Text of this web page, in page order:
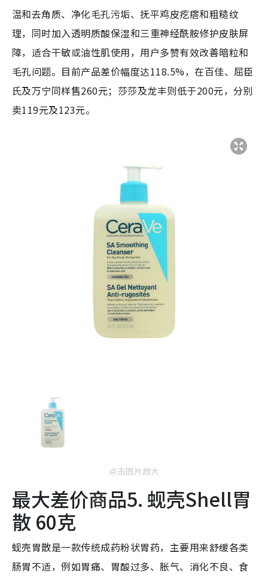
温和去角质、净化毛孔污垢、抚平鸡皮疙瘩和粗糙纹
理，同时加入透明质酸保湿和三重神经酰胺修护皮肤屏
障，适合干敏或油性肌使用，用户多赞有效改善暗粒和
毛孔问题。目前产品差价幅度达118.5%，在百佳、屈臣
氏及万宁同样售260元；莎莎及龙丰则低于200元，分别
卖119元及123元。
点击图片放大
最大差价商品5. 蚬壳Shell胃
散 60克
蚬壳胃散是一款传统成药粉状胃药，主要用来舒缓各类
肠胃不适，例如胃痛、胃酸过多、胀气、消化不良、食